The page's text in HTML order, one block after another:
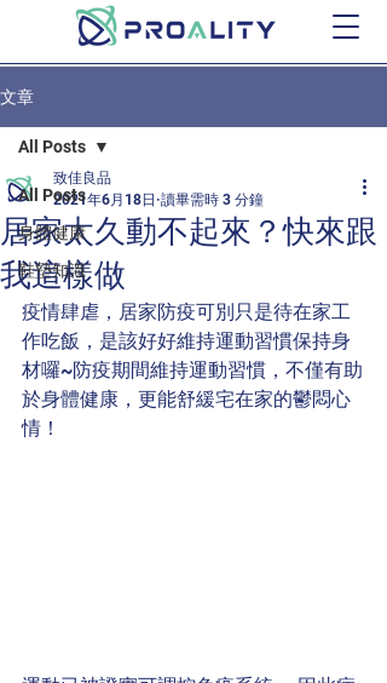
文章
All Posts
身體健康
鞋墊知識
All Posts
居家太久動不起來？快來跟
我這樣做
致佳良品
2021年6月18日 讀畢需時 3 分鐘
疫情肆虐，居家防疫可別只是待在家工
作吃飯，是該好好維持運動習慣保持身
材囉~防疫期間維持運動習慣，不僅有助
於身體健康，更能舒緩宅在家的鬱悶心
情！